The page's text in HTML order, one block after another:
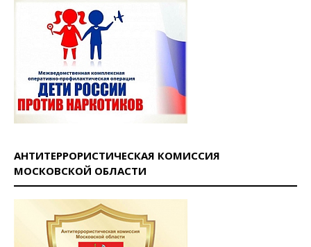
АНТИТЕРРОРИСТИЧЕСКАЯ КОМИССИЯ
МОСКОВСКОЙ ОБЛАСТИ